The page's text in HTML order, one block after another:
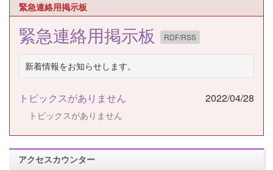
緊急連絡用掲示板
緊急連絡用掲示板 RDF/RSS
新着情報をお知らせします。
トピックスがありません 2022/04/28
トピックスがありません
アクセスカウンター